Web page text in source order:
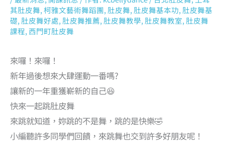
其肚皮舞,柯雅文藝術舞蹈團, 肚皮舞, 肚皮舞基本功, 肚皮舞基
礎, 肚皮舞好處, 肚皮舞推薦, 肚皮舞教學, 肚皮舞教室, 肚皮舞
課程, 西門町肚皮舞
來囉！來囉！
新年過後想來大肆運動一番嗎?
讓新的一年重獲嶄新的自己😆
快來一起跳肚皮舞
來跳就知道，妳跳的不是舞，跳的是快樂🤣
小編聽許多同學們回饋，來跳舞也交到許多好朋友呢！